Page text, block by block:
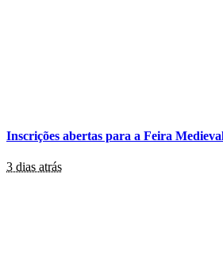
Inscrições abertas para a Feira
3 dias atrás